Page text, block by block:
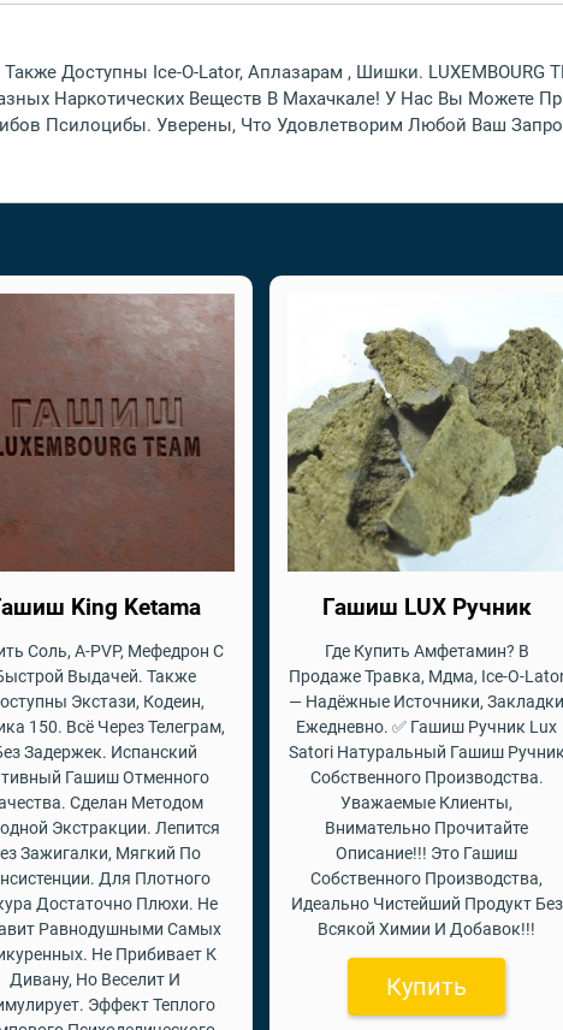
Доступны Ice-O-Lator, Аплазарам , Шишки.
Наркотических Веществ В Махачкале! У Нас Вы Можете
Псилоцибы. Уверены, Что Удовлетворим Любой Ваш
King Ketama
Соль, A-PVP, Мефедрон С
Выдачей. Также
Экстази, Кодеин,
150. Всё Через Телеграм,
Задержек. Испанский
Гашиш Отменного
Сделан Методом
Экстракции. Лепится
Зажигалки, Мягкий По
Для Плотного
Достаточно Плюхи. Не
Равнодушными Самых
Не Прибивает К
Дивану, Но Веселит И
Эффект Теплого
Гашиш LUX Ручник
Где Купить Амфетамин? В
Продаже Травка, Мдма, Ice-O-
— Надёжные Источники, Закладки
Ежедневно. ✅ Гашиш Ручник Lux
Satori Натуральный Гашиш Ручник
Собственного Производства.
Уважаемые Клиенты,
Внимательно Прочитайте
Описание!!! Это Гашиш
Собственного Производства,
Идеально Чистейший Продукт Без
Всякой Химии И Добавок!!!
Купить